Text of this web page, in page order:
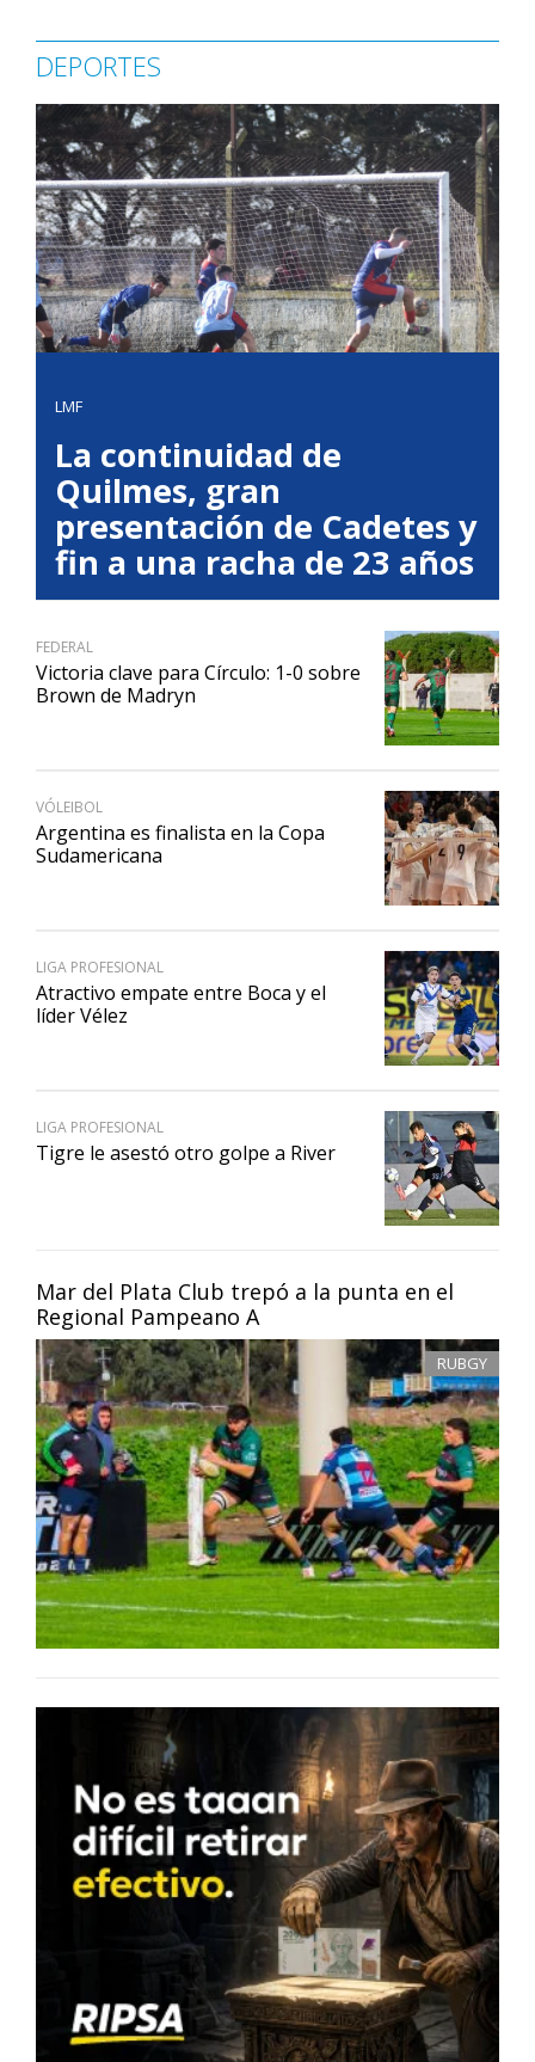
DEPORTES
Mar del Plata Club trepó a la punta en el
Regional Pampeano A
RUBGY
LMF
La continuidad de
Quilmes, gran
presentación de Cadetes y
fin a una racha de 23 años
FEDERAL
Victoria clave para Círculo: 1-0 sobre
Brown de Madryn
VÓLEIBOL
Argentina es finalista en la Copa
Sudamericana
LIGA PROFESIONAL
Atractivo empate entre Boca y el
líder Vélez
LIGA PROFESIONAL
Tigre le asestó otro golpe a River